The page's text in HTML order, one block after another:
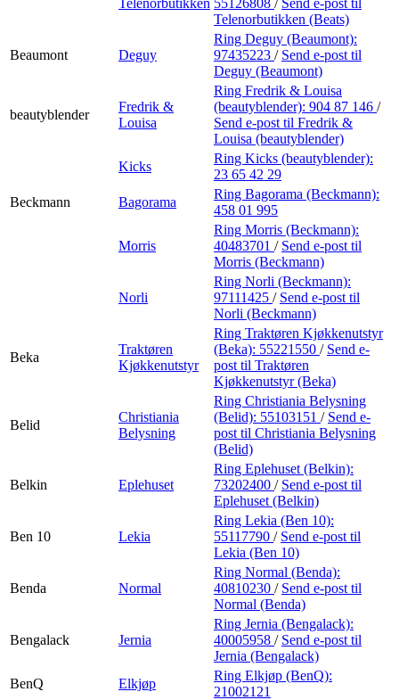
Telenorbutikken (Beats)
Beaumont Deguy
Ring Deguy (Beaumont):
97435223 / Send e-post til
Deguy (Beaumont)
beautyblender
Fredrik &
Louisa
Ring Fredrik & Louisa
(beautyblender): 904 87 146 /
Send e-post til Fredrik &
Louisa (beautyblender)
Kicks
Ring Kicks (beautyblender):
23 65 42 29
Beckmann
Bagorama
Ring Bagorama (Beckmann):
458 01 995
Morris
Ring Morris (Beckmann):
40483701 / Send e-post til
Morris (Beckmann)
Norli
Ring Norli (Beckmann):
97111425 / Send e-post til
Norli (Beckmann)
Beka
Traktøren
Kjøkkenutstyr
Ring Traktøren Kjøkkenutstyr
(Beka): 55221550 / Send e-
post til Traktøren
Kjøkkenutstyr (Beka)
Belid
Christiania
Belysning
Ring Christiania Belysning
(Belid): 55103151 / Send e-
post til Christiania Belysning
(Belid)
Belkin Eplehuset
Ring Eplehuset (Belkin):
73202400 / Send e-post til
Eplehuset (Belkin)
Ben 10 Lekia
Ring Lekia (Ben 10):
55117790 / Send e-post til
Lekia (Ben 10)
Benda Normal
Ring Normal (Benda):
40810230 / Send e-post til
Normal (Benda)
Bengalack Jernia
Ring Jernia (Bengalack):
40005958 / Send e-post til
Jernia (Bengalack)
BenQ
Elkjøp
Ring Elkjøp (BenQ):
21002121